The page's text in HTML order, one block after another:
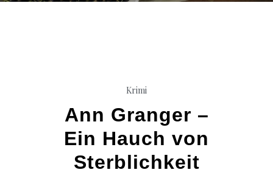
Krimi
Ann Granger –
Ein Hauch von
Sterblichkeit